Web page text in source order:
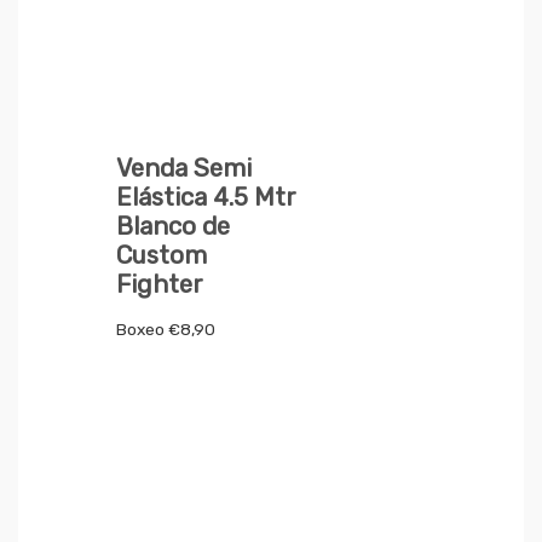
Venda Semi
Elástica 4.5 Mtr
Blanco de
Custom
Fighter
Boxeo€8,90